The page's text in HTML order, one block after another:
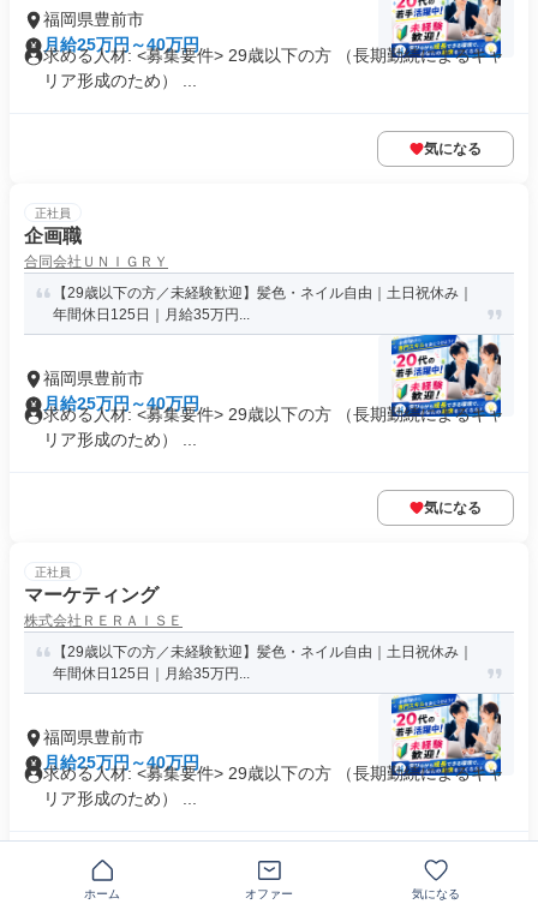
福岡県豊前市
月給25万円～40万円
求める人材: <募集要件> 29歳以下の方 （長期勤続によるキャ
リア形成のため） ...
気になる
正社員
企画職
合同会社ＵＮＩＧＲＹ
【29歳以下の方／未経験歓迎】髪色・ネイル自由｜土日祝休み｜
年間休日125日｜月給35万円...
福岡県豊前市
月給25万円～40万円
求める人材: <募集要件> 29歳以下の方 （長期勤続によるキャ
リア形成のため） ...
気になる
正社員
マーケティング
株式会社ＲＥＲＡＩＳＥ
【29歳以下の方／未経験歓迎】髪色・ネイル自由｜土日祝休み｜
年間休日125日｜月給35万円...
福岡県豊前市
月給25万円～40万円
求める人材: <募集要件> 29歳以下の方 （長期勤続によるキャ
リア形成のため） ...
気になる
ホーム オファー 気になる